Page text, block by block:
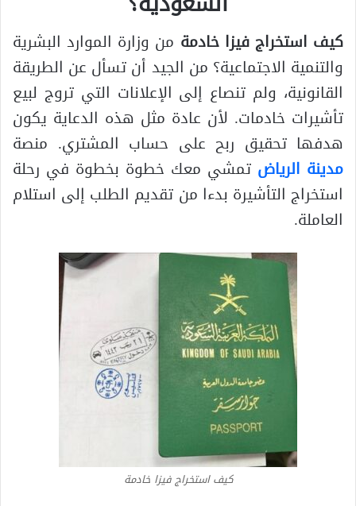
كيف استخراج فيزا خادمة من وزارة الموارد البشرية
والتنمية الاجتماعية؟ من الجيد أن تسأل عن الطريقة
القانونية، ولم تنصاع إلى الإعلانات التي تروج لبيع
تأشيرات خادمات. لأن عادة مثل هذه الدعاية يكون
هدفها تحقيق ربح على حساب المشتري. منصة
مدينة الرياض تمشي معك خطوة بخطوة في رحلة
استخراج التأشيرة بدءا من تقديم الطلب إلى استلام
العاملة.
كيف استخراج فيزا خادمة